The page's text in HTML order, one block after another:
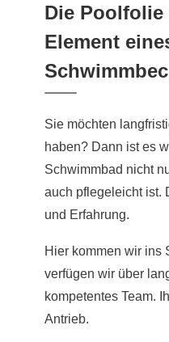
Die
Element
Sie möchten
haben? Dann ist es
Schwimmbad nicht
auch pflegeleicht ist.
und Erfahrung.
Hier kommen wir ins
verfügen wir über
kompetentes Team.
Antrieb.